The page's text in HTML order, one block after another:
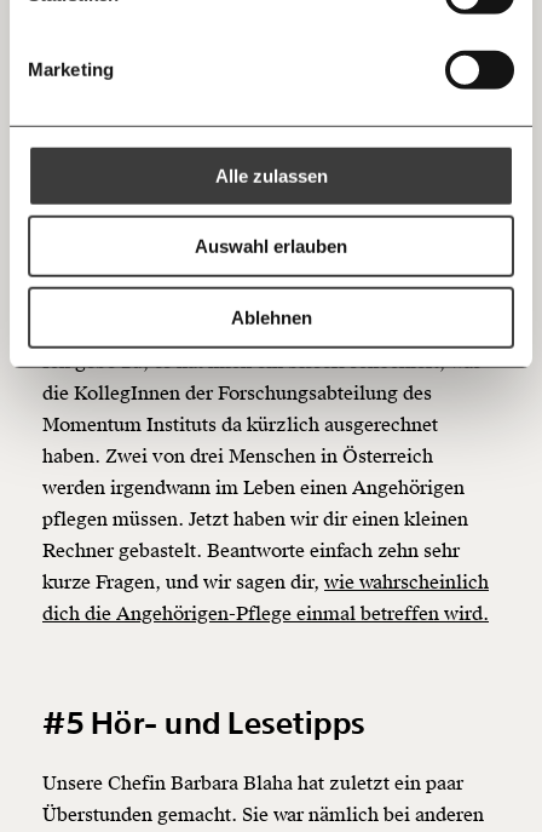
Marketing
Alle zulassen
Auswahl erlauben
Ablehnen
Mehr Informationen:Datenschutz.
Anmelden
Ich spende einmalig
20€ 40€
150€ €
Ich möchte meine Spende verschenken.
Du erhältst eine E-Mail mit deiner
Geschenkurkunde im PDF-Format, welche Du
ausdrucken oder weiterleiten und verschenken
RSS
Bluesky
https://www.moment.at/story/hier-sind-deine-1000-euro/
(@FSchweitzer)
#4 Ausgerechnet
Ich gebe zu, es hat mich ein bisserl schockiert, was
die KollegInnen der Forschungsabteilung des
Momentum Instituts da kürzlich ausgerechnet
haben. Zwei von drei Menschen in Österreich
werden irgendwann im Leben einen Angehörigen
pflegen müssen. Jetzt haben wir dir einen kleinen
Rechner gebastelt. Beantworte einfach zehn sehr
kurze Fragen, und wir sagen dir, wie wahrscheinlich
dich die Angehörigen-Pflege einmal betreffen wird.
#5 Hör- und Lesetipps
Unsere Chefin Barbara Blaha hat zuletzt ein paar
Überstunden gemacht. Sie war nämlich bei anderen